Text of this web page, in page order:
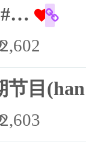
节目